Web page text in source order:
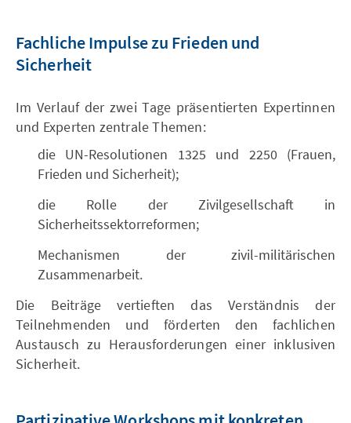
Fachliche Impulse zu Frieden und
Sicherheit
Im Verlauf der zwei Tage präsentierten Expertinnen
und Experten zentrale Themen:
die UN-Resolutionen 1325 und 2250 (Frauen,
Frieden und Sicherheit);
die Rolle der Zivilgesellschaft in
Sicherheitssektorreformen;
Mechanismen der zivil-militärischen
Zusammenarbeit.
Die Beiträge vertieften das Verständnis der
Teilnehmenden und förderten den fachlichen
Austausch zu Herausforderungen einer inklusiven
Sicherheit.